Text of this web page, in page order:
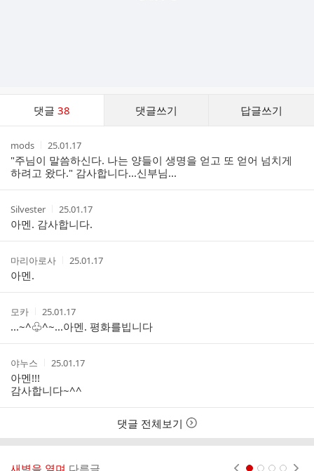
댓글38 댓글쓰기 답글쓰기
트
작
성
자
mods
작
성
시
간
25.01.17
"주님이 말씀하신다. 나는 양들이 생명을 얻고 또 얻어 넘치게
하려고 왔다." 감사합니다...신부님...
작
성
자
Silvester
작
성
시
간
25.01.17
아멘. 감사합니다.
작
성
자
마리아로사
작
간
25.01.17
아멘.
작
자
모카
작
성
간
25.01.17
...~^♧^~...아멘. 평화를빕니다
작
성
자
야누스
작
시
간
25.01.17
아멘!!!
감사합니다~^^
댓글 전체보기
새벽을 열며 다른글